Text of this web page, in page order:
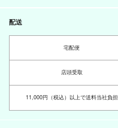
配送
宅配便
店頭受取
11,000円（税込）以上で送料当社負担